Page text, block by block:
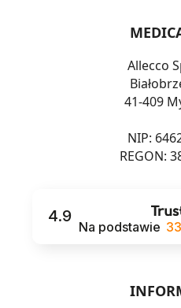
Allecco
41-409
NIP:
REGON:
4.9
Na podstawie